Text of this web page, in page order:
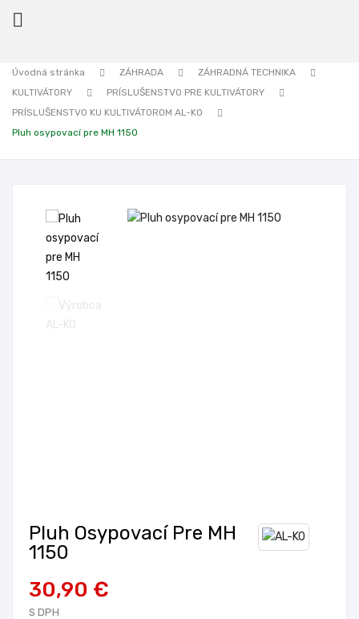

Úvodná stránka ZÁHRADA
ZÁHRADNÁ TECHNIKA
KULTIVÁTORY
PRÍSLUŠENSTVO PRE KULTIVÁTORY
PRÍSLUŠENSTVO KU KULTIVÁTOROM AL-KO
Pluh osypovací pre MH 1150
Pluh Osypovací Pre MH
1150
30,90 €
S DPH